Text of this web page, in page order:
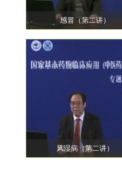
感冒（第二讲）
风湿病（第二讲）